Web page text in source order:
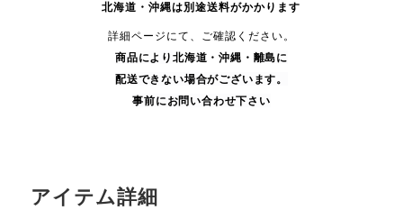
北海道・沖縄は別途送料がかかります
詳細ページにて、ご確認ください。
商品により 北海道・沖縄・ 離島に
配送できない場合がございます。
事前にお問い合わせ下さい
アイテム詳細